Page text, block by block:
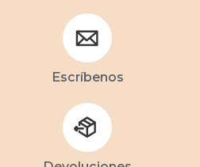
Escríbenos